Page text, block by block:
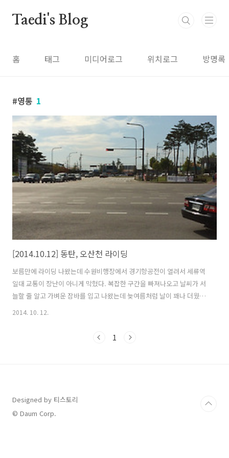
Taedi's Blog
홈 태그 미디어로그 위치로그 방명록
영통 1
[2014.10.12] 동탄, 오산천 라이딩
보름만에 라이딩 나왔는데 수원비행장에서 경기항공전이 열려서 세류역
일대 교통이 장난이 아니게 막혔다. 복잡한 구간을 빠져나오고 날씨가 서
늘할 줄 알고 가벼운 잠바를 입고 나왔는데 늦여름처럼 날이 꽤나 더웠
다. 체인핀 빠진것만 교체하면 되는 일이었는데 체인이 휠 스포크 안쪽으
막은 꼴이 됐다. 드레일러 플레이트만 교체하면 재사용이 가능한데 가격
2014. 10. 12.
1
Designed by 티스토리
© Daum Corp.